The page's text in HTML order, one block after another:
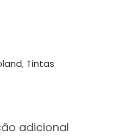
, Tintas
adicional